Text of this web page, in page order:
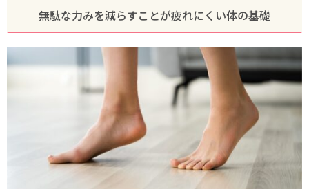
無駄な力みを減らすことが疲れにくい体の基礎